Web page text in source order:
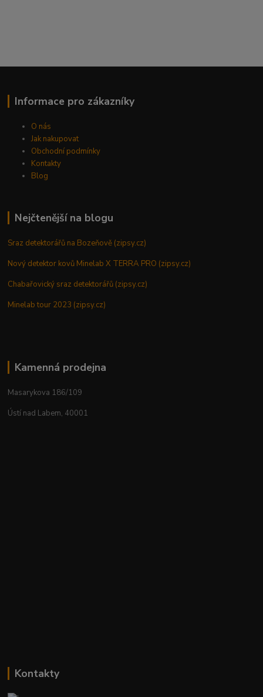
Informace pro zákazníky
O nás
Jak nakupovat
Obchodní podmínky
Kontakty
Blog
Nejčtenější na blogu
Sraz detektorářů na Bozeňově (zipsy.cz)
Nový detektor kovů Minelab X TERRA PRO (zipsy.cz)
Chabařovický sraz detektorářů (zipsy.cz)
Minelab tour 2023 (zipsy.cz)
Kamenná prodejna
Masarykova 186/109
Ústí nad Labem, 40001
Kontakty